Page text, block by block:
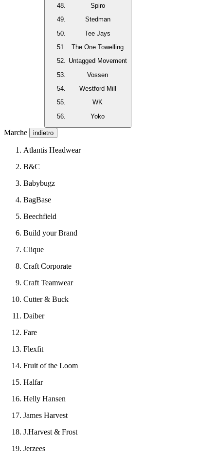
Spiro
Stedman
Tee Jays
The One Towelling
Untagged Movement
Vossen
Westford Mill
WK
Yoko
Marche indietro
Atlantis Headwear
B&C
Babybugz
BagBase
Beechfield
Build your Brand
Clique
Craft Corporate
Craft Teamwear
Cutter & Buck
Daiber
Fare
Flexfit
Fruit of the Loom
Halfar
Helly Hansen
James Harvest
J.Harvest & Frost
Jerzees